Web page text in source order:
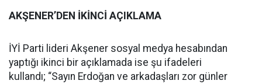
AKŞENER’DEN İKİNCİ AÇIKLAMA
İYİ Parti lideri Akşener sosyal medya hesabından
yaptığı ikinci bir açıklamada ise şu ifadeleri
kullandı; “Sayın Erdoğan ve arkadaşları zor günler